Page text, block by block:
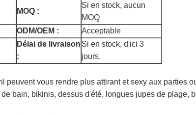
MOQ :
Si en stock, aucun
MOQ
ODM/OEM : Acceptable
Délai de livraison
:
Si en stock, d'ici 3
jours.
peuvent vous rendre plus attirant et sexy aux parties
bain, bikinis, dessus d'été, longues jupes de plage,